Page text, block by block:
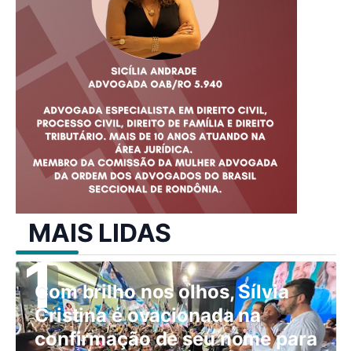
MAIS LIDAS
Com brilho nos olhos, Sílvia
Cristina é ovacionada na
confirmação de seu nome para